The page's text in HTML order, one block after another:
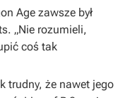
Age zawsze był
„Nie rozumieli,
coś tak
trudny, że nawet jego